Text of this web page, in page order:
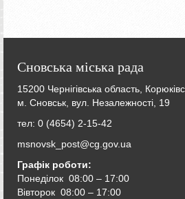
Сновська міська рада
15200 Чернігівська область,
м. Сновськ, вул. Незалежності, 19
тел: 0 (4654) 2-15-42
msnovsk_post@cg.gov.ua
Графік роботи:
Понеділок 08:00 – 17:00
Вівторок 08:00 – 17:00